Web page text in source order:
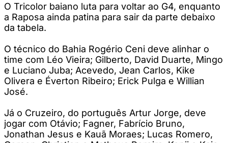
O Tricolor baiano luta para voltar ao G4, enquanto
a Raposa ainda patina para sair da parte debaixo
da tabela.
O técnico do Bahia Rogério Ceni deve alinhar o
time com Léo Vieira; Gilberto, David Duarte, Mingo
e Luciano Juba; Acevedo, Jean Carlos, Kike
Olivera e Éverton Ribeiro; Erick Pulga e Willian
José.
Já o Cruzeiro, do português Artur Jorge, deve
jogar com Otávio; Fagner, Fabrício Bruno,
Jonathan Jesus e Kauã Moraes; Lucas Romero,